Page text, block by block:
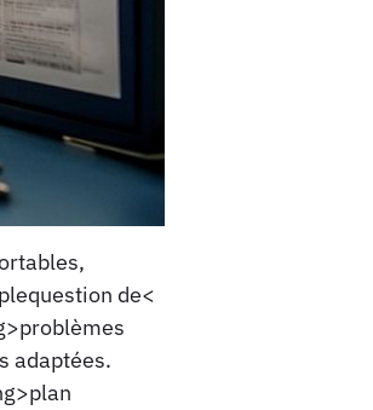
de<
adaptées.